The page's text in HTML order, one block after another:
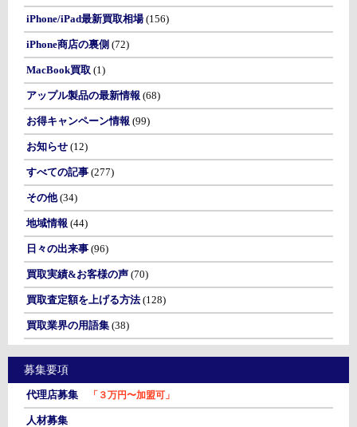
iPhone/iPad最新買取相場(156)
iPhone商店の裏側 (72)
MacBook買取 (1)
アップル製品の最新情報 (68)
お得キャンペーン情報 (99)
お知らせ(12)
すべての記事(277)
その他(34)
地域情報 (44)
日々の出来事(96)
買取実績&お客様の声(70)
買取査定額を上げる方法(128)
買取業界の用語集(38)
募集要項
代理店募集 「３万円〜加盟可」
人材募集